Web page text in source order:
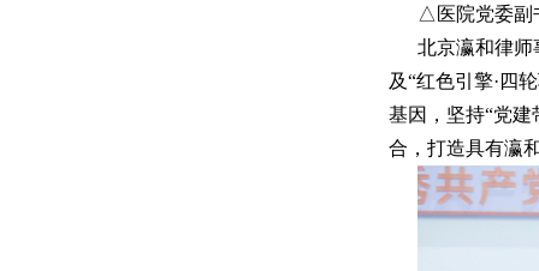
△医院党委副
北京瀛和律
及“红色引擎·四
基因，坚持“党
合，打造具有瀛